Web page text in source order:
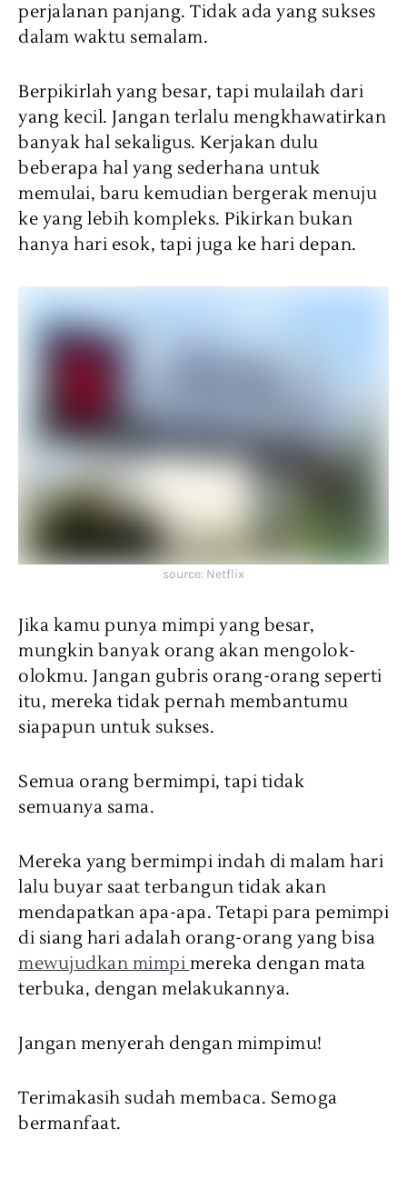
perjalanan panjang. Tidak ada yang sukses
dalam waktu semalam.
Berpikirlah yang besar, tapi mulailah dari
yang kecil. Jangan terlalu mengkhawatirkan
banyak hal sekaligus. Kerjakan dulu
beberapa hal yang sederhana untuk
memulai, baru kemudian bergerak menuju
ke yang lebih kompleks. Pikirkan bukan
hanya hari esok, tapi juga ke hari depan.
source: Netflix
Jika kamu punya mimpi yang besar,
mungkin banyak orang akan mengolok-
olokmu. Jangan gubris orang-orang seperti
itu, mereka tidak pernah membantumu
siapapun untuk sukses.
Semua orang bermimpi, tapi tidak
semuanya sama.
Mereka yang bermimpi indah di malam hari
lalu buyar saat terbangun tidak akan
mendapatkan apa-apa. Tetapi para pemimpi
di siang hari adalah orang-orang yang bisa
mewujudkan mimpi mereka dengan mata
terbuka, dengan melakukannya.
Jangan menyerah dengan mimpimu!
Terimakasih sudah membaca. Semoga
bermanfaat.